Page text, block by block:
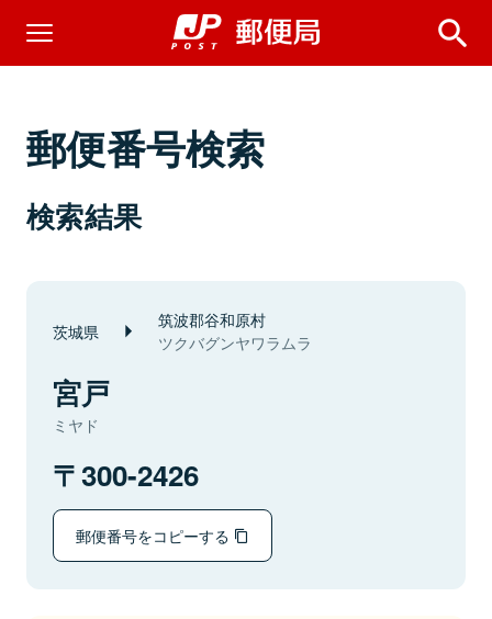
郵便番号検索
検索結果
茨城県 筑波郡谷和原村
ツクバグンヤワラムラ
宮戸
ミヤド
300-2426
郵便番号をコピーする